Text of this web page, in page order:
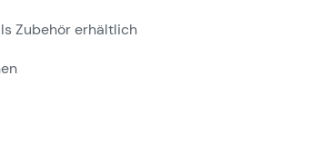
Zubehör erhältlich